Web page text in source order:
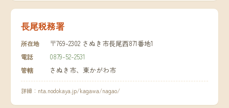
長尾税務署
所在地 〒769-2302 さぬき市長尾西871番地1
電話 0879-52-2531
管轄 さぬき市、東かがわ市
詳細： nta.nodokaya.jp/kagawa/nagao/